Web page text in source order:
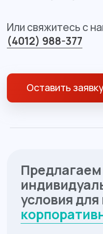
Название «Хорошая
появилось на медицинской
Калининграда в 2014 году.
команда специалистов с
стремилась удовлетворить
населения в доступных и
медицинских услугах,